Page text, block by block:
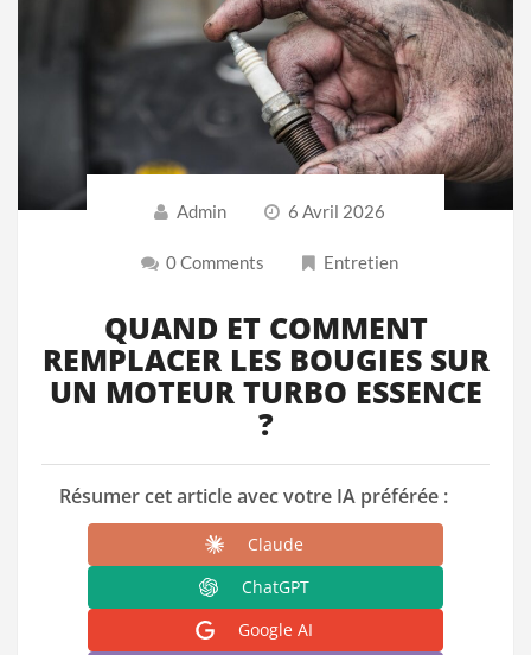
Admin 6 Avril 2026
0 Comments Entretien
QUAND ET COMMENT
REMPLACER LES BOUGIES SUR
UN MOTEUR TURBO ESSENCE
?
Résumer cet article avec votre IA préférée :
Claude
ChatGPT
Google AI